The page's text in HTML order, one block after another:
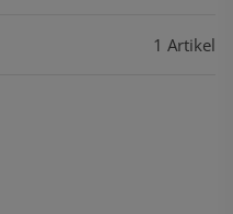
1 Artikel